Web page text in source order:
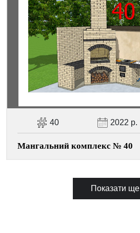
40 2022 р.
Мангальний комплекс № 40
Показати ще